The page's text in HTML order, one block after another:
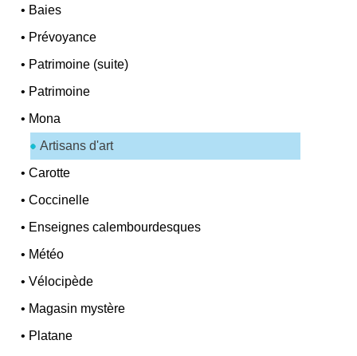
• Baies
• Prévoyance
• Patrimoine (suite)
• Patrimoine
• Mona
Artisans d'art
•Carotte
•Coccinelle
• Enseignes calembourdesques
• Météo
•Vélocipède
• Magasin mystère
• Platane